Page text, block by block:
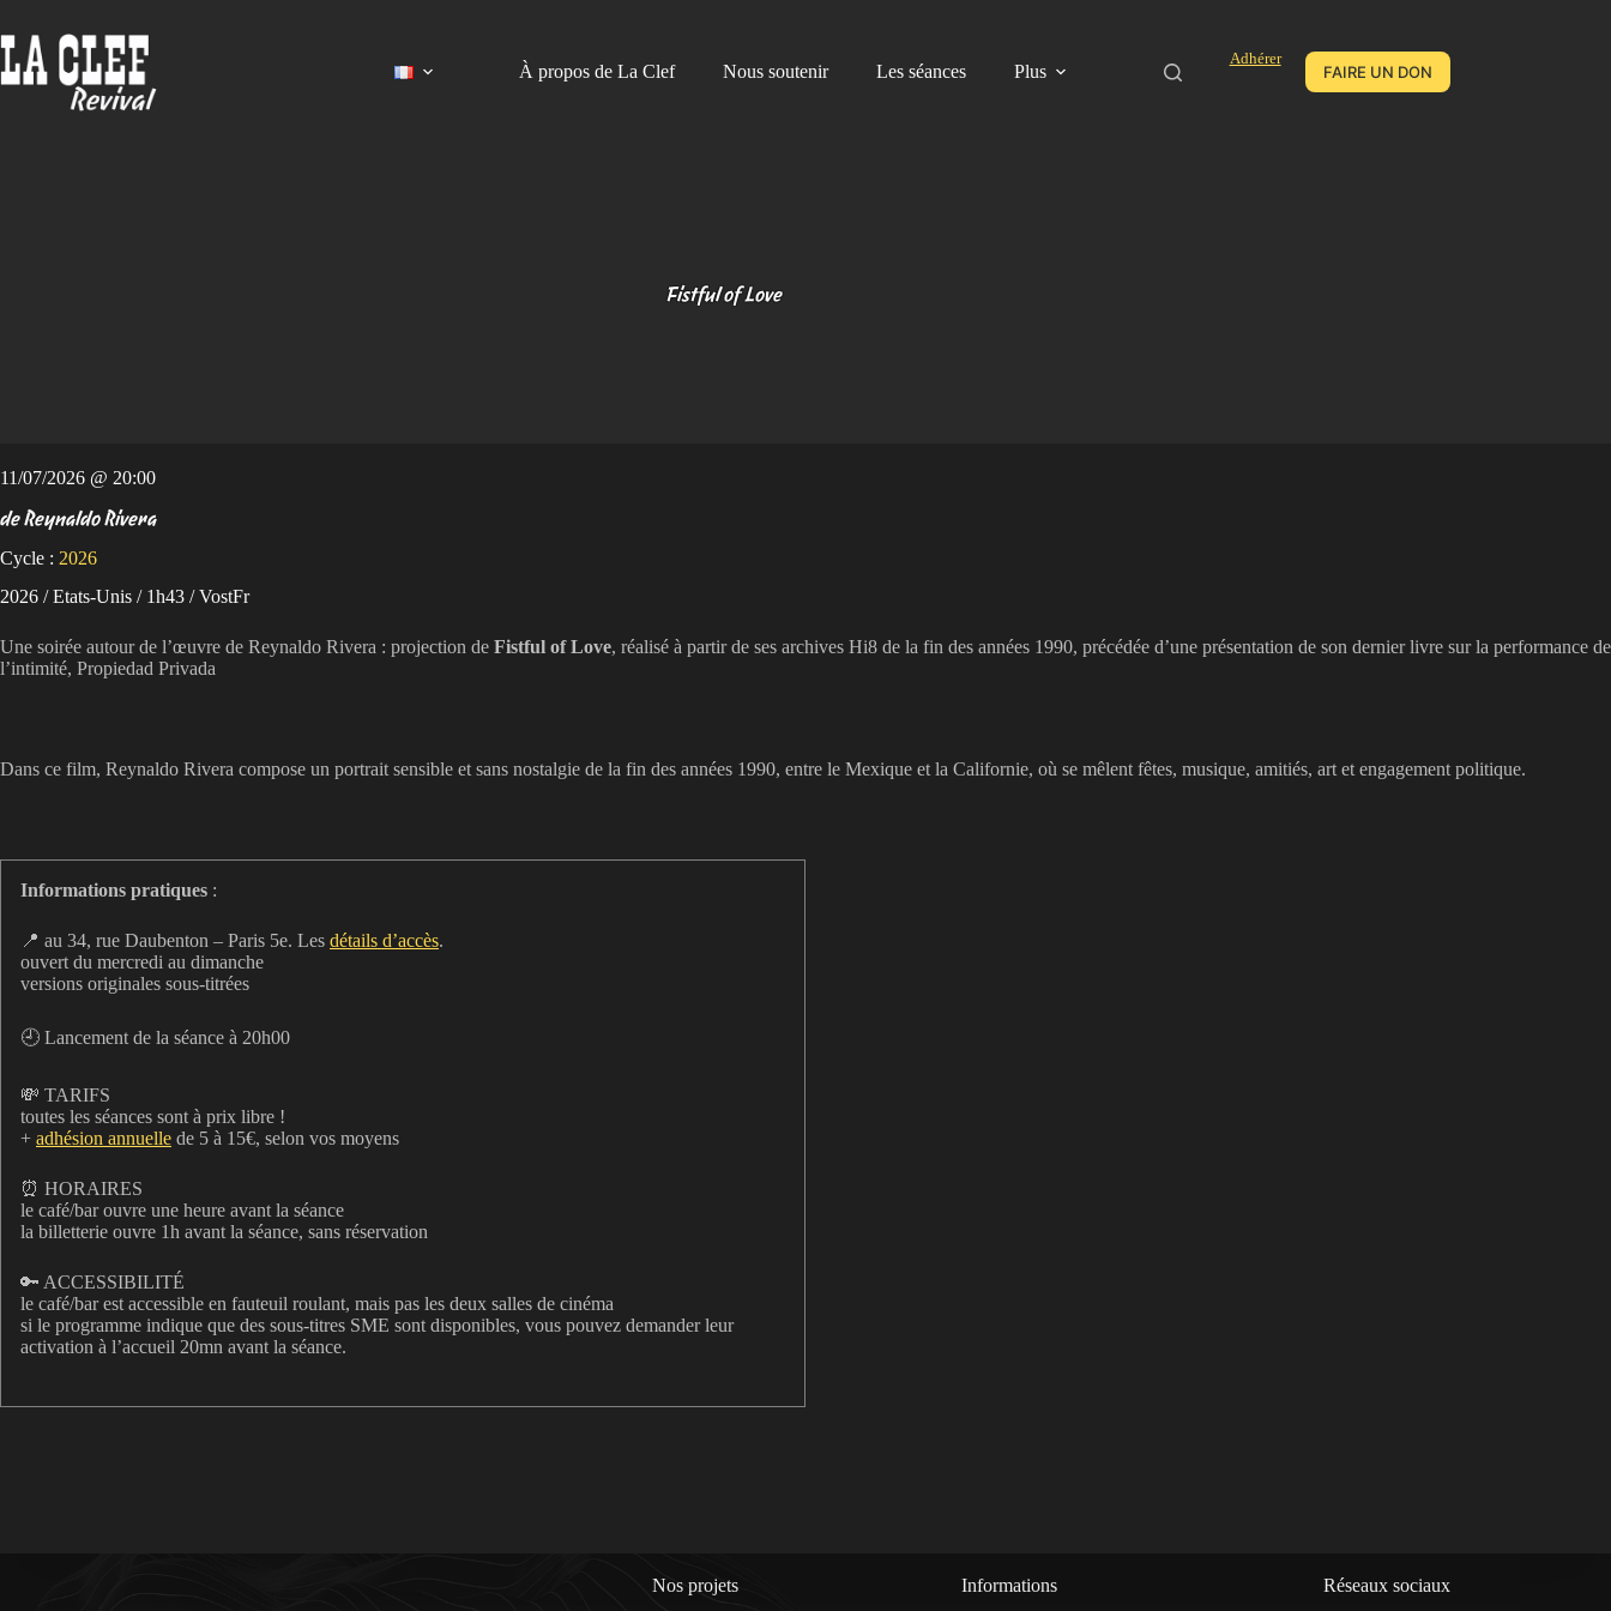
au
contenu
À propos de La Clef
Nous soutenir Les séances Plus
Adhérer
FAIRE UN DON
Fistful of Love
11/07/2026 @ 20:00
de Reynaldo Rivera
Cycle : 2026
2026 / Etats-Unis / 1h43 / VostFr
Une soirée autour de l’œuvre de Reynaldo Rivera : projection de Fistful of Love, réalisé à partir de ses archives Hi8 de la fin des années 1990, précédée d’une présentation de son dernier livre sur la performance de
l’intimité, Propiedad Privada
Dans ce film, Reynaldo Rivera compose un portrait sensible et sans nostalgie de la fin des années 1990, entre le Mexique et la Californie, où se mêlent fêtes, musique, amitiés, art et engagement politique.
Informations pratiques :
📍 au 34, rue Daubenton – Paris 5e. Les détails d’accès.
ouvert du mercredi au dimanche
versions originales sous-titrées
🕘 Lancement de la séance à 20h00
💸 TARIFS
toutes les séances sont à prix libre !
+ adhésion annuelle de 5 à 15€, selon vos moyens
⏰ HORAIRES
le café/bar ouvre une heure avant la séance
la billetterie ouvre 1h avant la séance, sans réservation
🔑 ACCESSIBILITÉ
le café/bar est accessible en fauteuil roulant, mais pas les deux salles de cinéma
si le programme indique que des sous-titres SME sont disponibles, vous pouvez demander leur
activation à l’accueil 20mn avant la séance.
Nos projets Informations Réseaux sociaux